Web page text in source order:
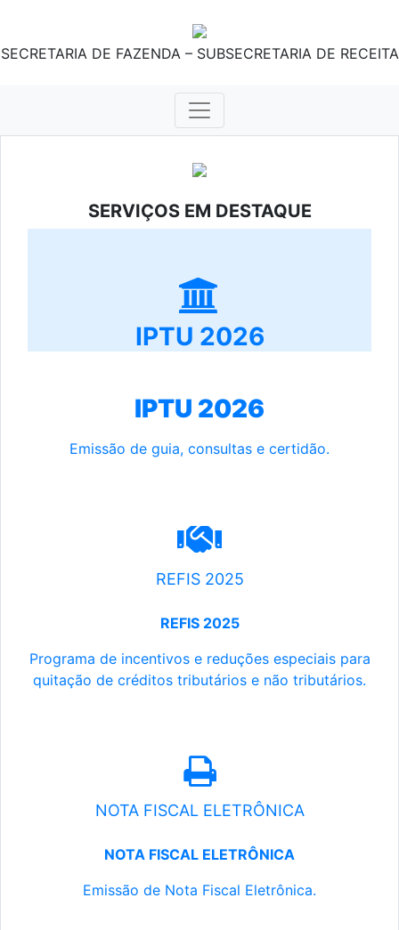
SECRETARIA DE FAZENDA – SUBSECRETARIA DE RECEITA
SERVIÇOS EM DESTAQUE
IPTU 2026
IPTU 2026
Emissão de guia, consultas e certidão.
REFIS 2025
REFIS 2025
Programa de incentivos e reduções especiais para
quitação de créditos tributários e não tributários.
NOTA FISCAL ELETRÔNICA
NOTA FISCAL ELETRÔNICA
Emissão de Nota Fiscal Eletrônica.